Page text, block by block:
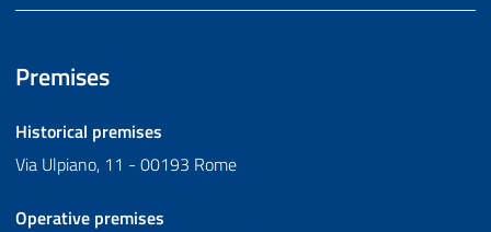
Premises
Historical premises
Via Ulpiano, 11 - 00193 Rome
Operative premises